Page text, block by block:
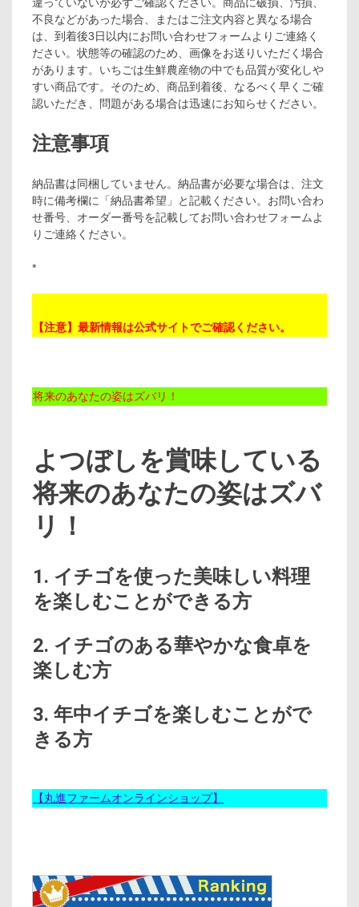
不良などがあった場合、またはご注文内容と異なる場合
は、到着後3日以内にお問い合わせフォームよりご連絡く
ださい。状態等の確認のため、画像をお送りいただく場合
があります。いちごは生鮮農産物の中でも品質が変化しや
すい商品です。そのため、商品到着後、なるべく早くご確
認いただき、問題がある場合は迅速にお知らせください。
注意事項
納品書は同梱していません。納品書が必要な場合は、注文
時に備考欄に「納品書希望」と記載ください。お問い合わ
せ番号、オーダー番号を記載してお問い合わせフォームよ
りご連絡ください。
*
【注意】最新情報は公式サイトでご確認ください。
将来のあなたの姿はズバリ！
よつぼしを賞味している
将来のあなたの姿はズバ
リ！
1. イチゴを使った美味しい料理
を楽しむことができる方
2. イチゴのある華やかな食卓を
楽しむ方
3. 年中イチゴを楽しむことがで
きる方
【丸進ファームオンラインショップ】